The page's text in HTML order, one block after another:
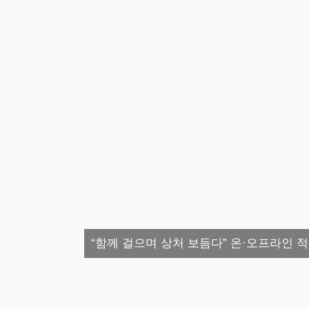
“함께 걸으며 상처 보듬다” 온·오프라인